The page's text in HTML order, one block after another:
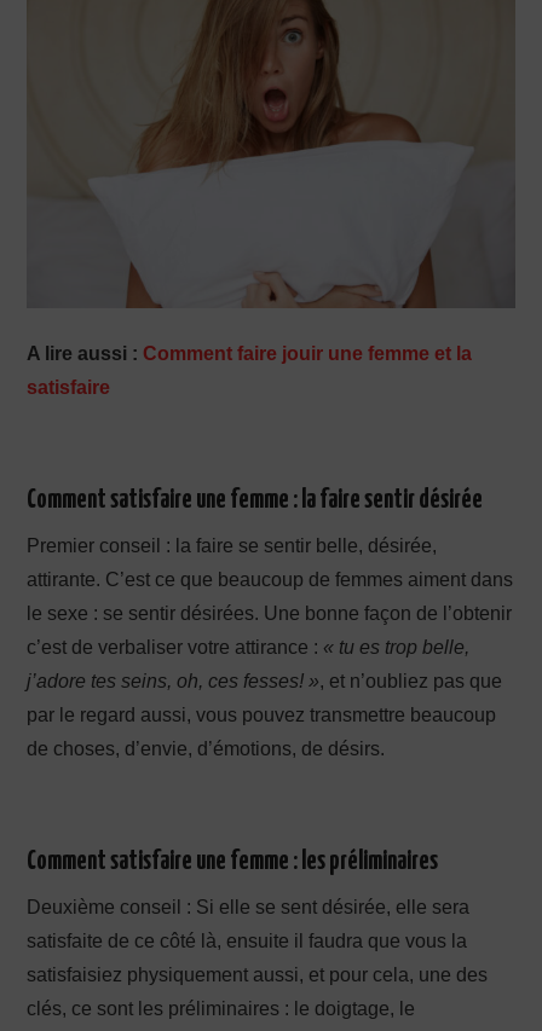
A lire aussi : Comment faire jouir une femme et la
satisfaire
Comment satisfaire une femme : la faire sentir désirée
Premier conseil : la faire se sentir belle, désirée,
attirante. C’est ce que beaucoup de femmes aiment dans
le sexe : se sentir désirées. Une bonne façon de l’obtenir
c’est de verbaliser votre attirance : « tu es trop belle,
j’adore tes seins, oh, ces fesses! », et n’oubliez pas que
par le regard aussi, vous pouvez transmettre beaucoup
de choses, d’envie, d’émotions, de désirs.
Comment satisfaire une femme : les préliminaires
Deuxième conseil : Si elle se sent désirée, elle sera
satisfaite de ce côté là, ensuite il faudra que vous la
satisfaisiez physiquement aussi, et pour cela, une des
clés, ce sont les préliminaires : le doigtage, le